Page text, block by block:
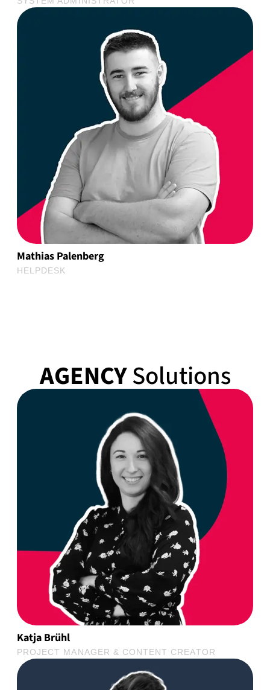
Mathias Palenberg
HELPDESK
AGENCYSolutions
Katja Brühl
PROJECT MANAGER & CONTENT CREATOR